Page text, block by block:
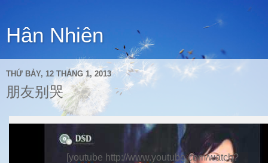
Hân Nhiên
THỨ BẢY, 12 THÁNG 1, 2013
朋友别哭
[youtube http://www.youtube.com/watch?